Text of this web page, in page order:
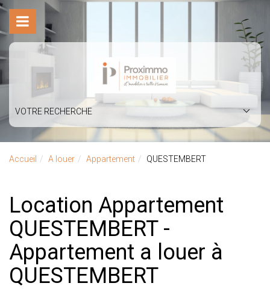
VOTRE RECHERCHE
Accueil A louer Appartement QUESTEMBERT
Location Appartement
QUESTEMBERT -
Appartement a louer à
QUESTEMBERT